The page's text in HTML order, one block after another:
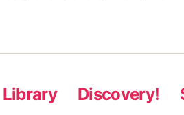
Library Discovery!